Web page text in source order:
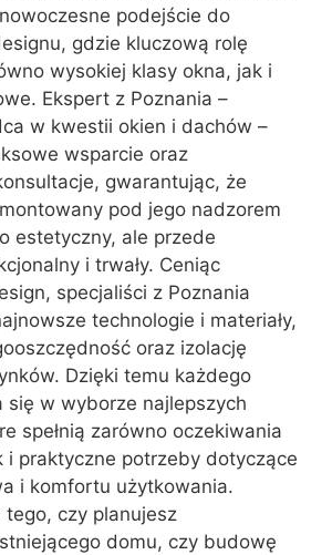
podejście do
gdzie kluczową rolę
wysokiej klasy okna, jak i
Ekspert z Poznania –
w kwestii okien i dachów –
wsparcie oraz
gwarantując, że
pod jego nadzorem
estetyczny, ale przede
i trwały. Ceniąc
specjaliści z Poznania
technologie i materiały,
oraz izolację
Dzięki temu każdego
się w wyborze najlepszych
spełnią zarówno oczekiwania
i praktyczne potrzeby dotyczące
i komfortu użytkowania.
tego, czy planujesz
domu, czy budowę